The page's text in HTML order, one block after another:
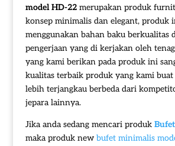
model HD-22merupakan produk
konsep minimalis dan elegant, produk
menggunakan bahan baku berkualitas
pengerjaan yang di kerjakan oleh
yang kami berikan pada produk ini
kualitas terbaik produk yang kami buat
lebih terjangkau berbeda dari
jepara lainnya.
Jika anda sedang mencari produk
maka produk new bufet minimalis